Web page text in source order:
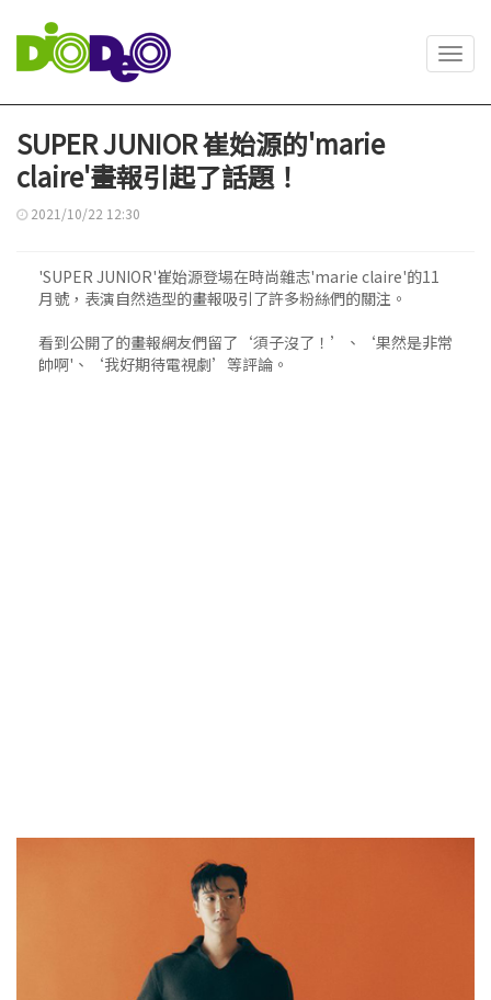
SUPER JUNIOR 崔始源的'marie
claire'畫報引起了話題！
2021/10/22 12:30
'SUPER JUNIOR'崔始源登場在時尚雜志'marie claire'的11
月號，表演自然造型的畫報吸引了許多粉絲們的關注。
看到公開了的畫報網友們留了‘須子沒了！’、‘果然是非常
帥啊'、‘我好期待電視劇’等評論。